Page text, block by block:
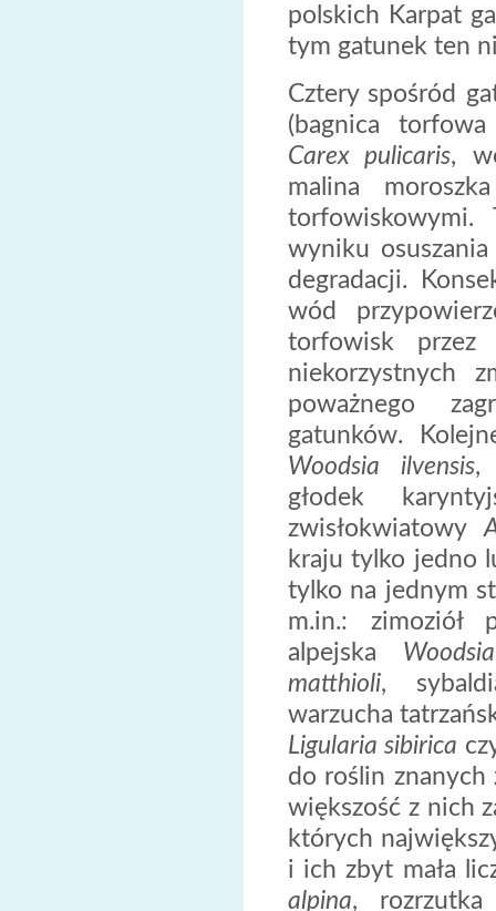
polskich Karpat
tym gatunek ten
Cztery spośród
(bagnica
Carex pulicaris,
malina
torfowiskowymi.
wyniku
degradacji.
wód
torfowisk przez
niekorzystnych
poważnego
gatunków.
Woodsia ilvensis,
głodek
zwisłokwiatowy
kraju tylko jedno
tylko na jednym
m.in.: zimoziół
alpejska
matthioli,
warzucha
Ligularia sibirica
do roślin
większość z nich
których
i ich zbyt mała
alpina,